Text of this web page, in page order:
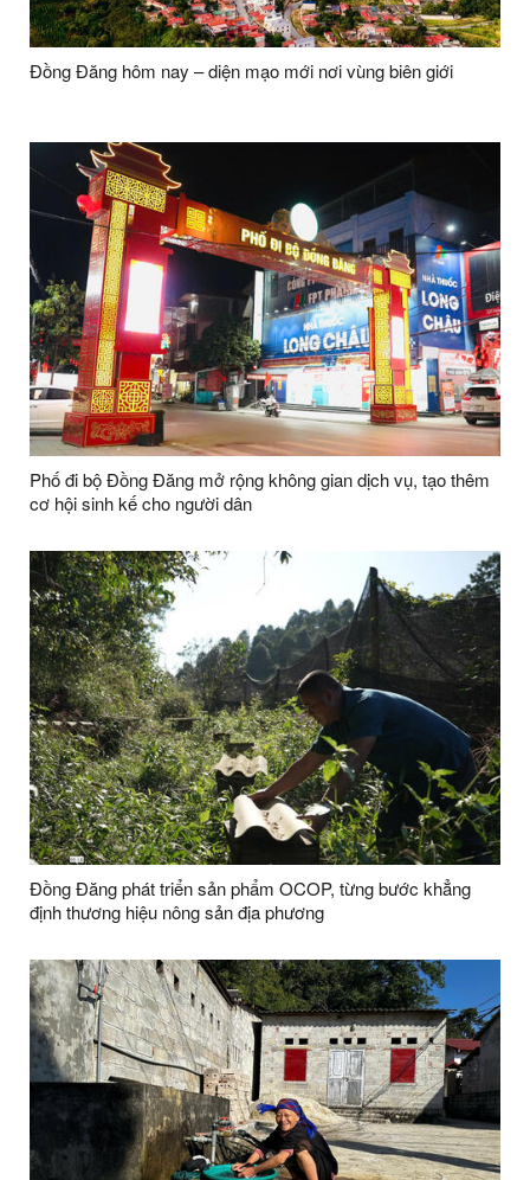
Đồng Đăng hôm nay – diện mạo mới nơi vùng biên giới
Phố đi bộ Đồng Đăng mở rộng không gian dịch vụ, tạo thêm
cơ hội sinh kế cho người dân
Đồng Đăng phát triển sản phẩm OCOP, từng bước khẳng
định thương hiệu nông sản địa phương